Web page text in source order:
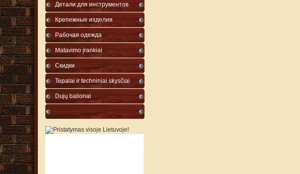
Детали для инструментов
Крепежные изделия
Рабочая одежда
Matavimo įrankiai
Cкидки
Tepalai ir techniniai skysčiai
Dujų balionai